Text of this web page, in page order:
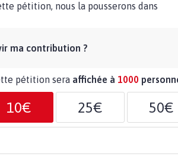
pétition, nous la pousserons dans
ma contribution ?
pétition sera affichée à 1000
10€ 25€ 50€